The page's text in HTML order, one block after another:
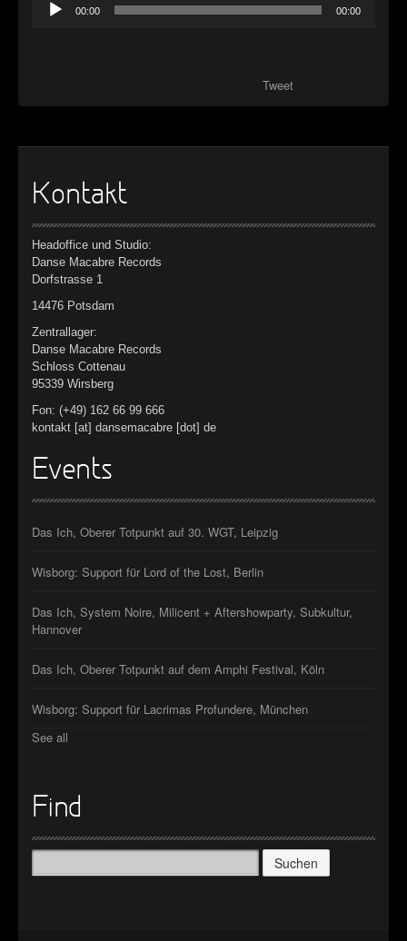
►
►
►
►
Player
00:00 00:00
Tweet
Kontakt
Headoffice und Studio:
Danse Macabre Records
Dorfstrasse 1
14476 Potsdam
Zentrallager:
Danse Macabre Records
Schloss Cottenau
95339 Wirsberg
Fon: (+49) 162 66 99 666
kontakt [at] dansemacabre [dot] de
Events
Das Ich, Oberer Totpunkt auf 30. WGT, Leipzig
Wisborg: Support für Lord of the Lost, Berlin
Das Ich, System Noire, Milicent + Aftershowparty, Subkultur,
Hannover
Das Ich, Oberer Totpunkt auf dem Amphi Festival, Köln
Wisborg: Support für Lacrimas Profundere, München
See all
Find
Suchen
nach: